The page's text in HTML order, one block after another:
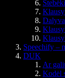
Speechify –
DUK
Ar
Kodėl